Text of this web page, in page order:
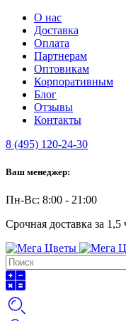
О нас
Доставка
Оплата
Партнерам
Оптовикам
Корпоративным
Блог
Отзывы
Контакты
8 (495) 120-24-30
Ваш менеджер:
Пн-Вс: 8:00 - 21:00
Срочная доставка за 1,5